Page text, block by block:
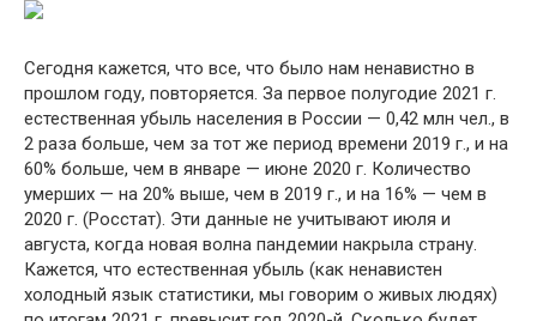
Сегодня кажется, что все, что было нам ненавистно в
прошлом году, повторяется. За первое полугодие 2021 г.
естественная убыль населения в России — 0,42 млн чел., в
2 раза больше, чем за тот же период времени 2019 г., и на
60% больше, чем в январе — июне 2020 г. Количество
умерших — на 20% выше, чем в 2019 г., и на 16% — чем в
2020 г. (Росстат). Эти данные не учитывают июля и
августа, когда новая волна пандемии накрыла страну.
Кажется, что естественная убыль (как ненавистен
холодный язык статистики, мы говорим о живых людях)